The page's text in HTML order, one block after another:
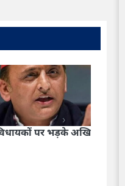
भड़के अखिलेश यादव,
›